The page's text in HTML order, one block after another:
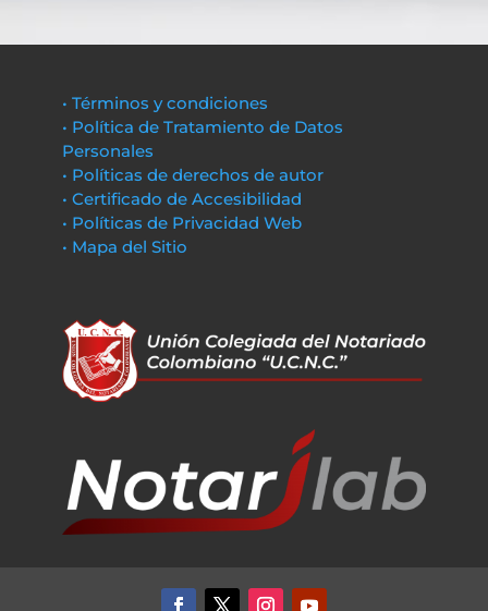
• Términos y condiciones
• Política de Tratamiento de Datos
Personales
• Políticas de derechos de autor
• Certificado de Accesibilidad
• Políticas de Privacidad Web
• Mapa del Sitio